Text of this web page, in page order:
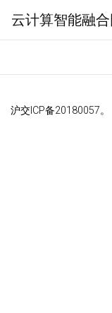
云计算智能融
沪交ICP备20180057